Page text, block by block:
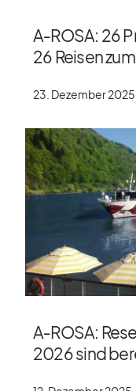
A‑ROSA: 26
26 Reisen
23. Dezember 2025
A‑ROSA:
2026 sind